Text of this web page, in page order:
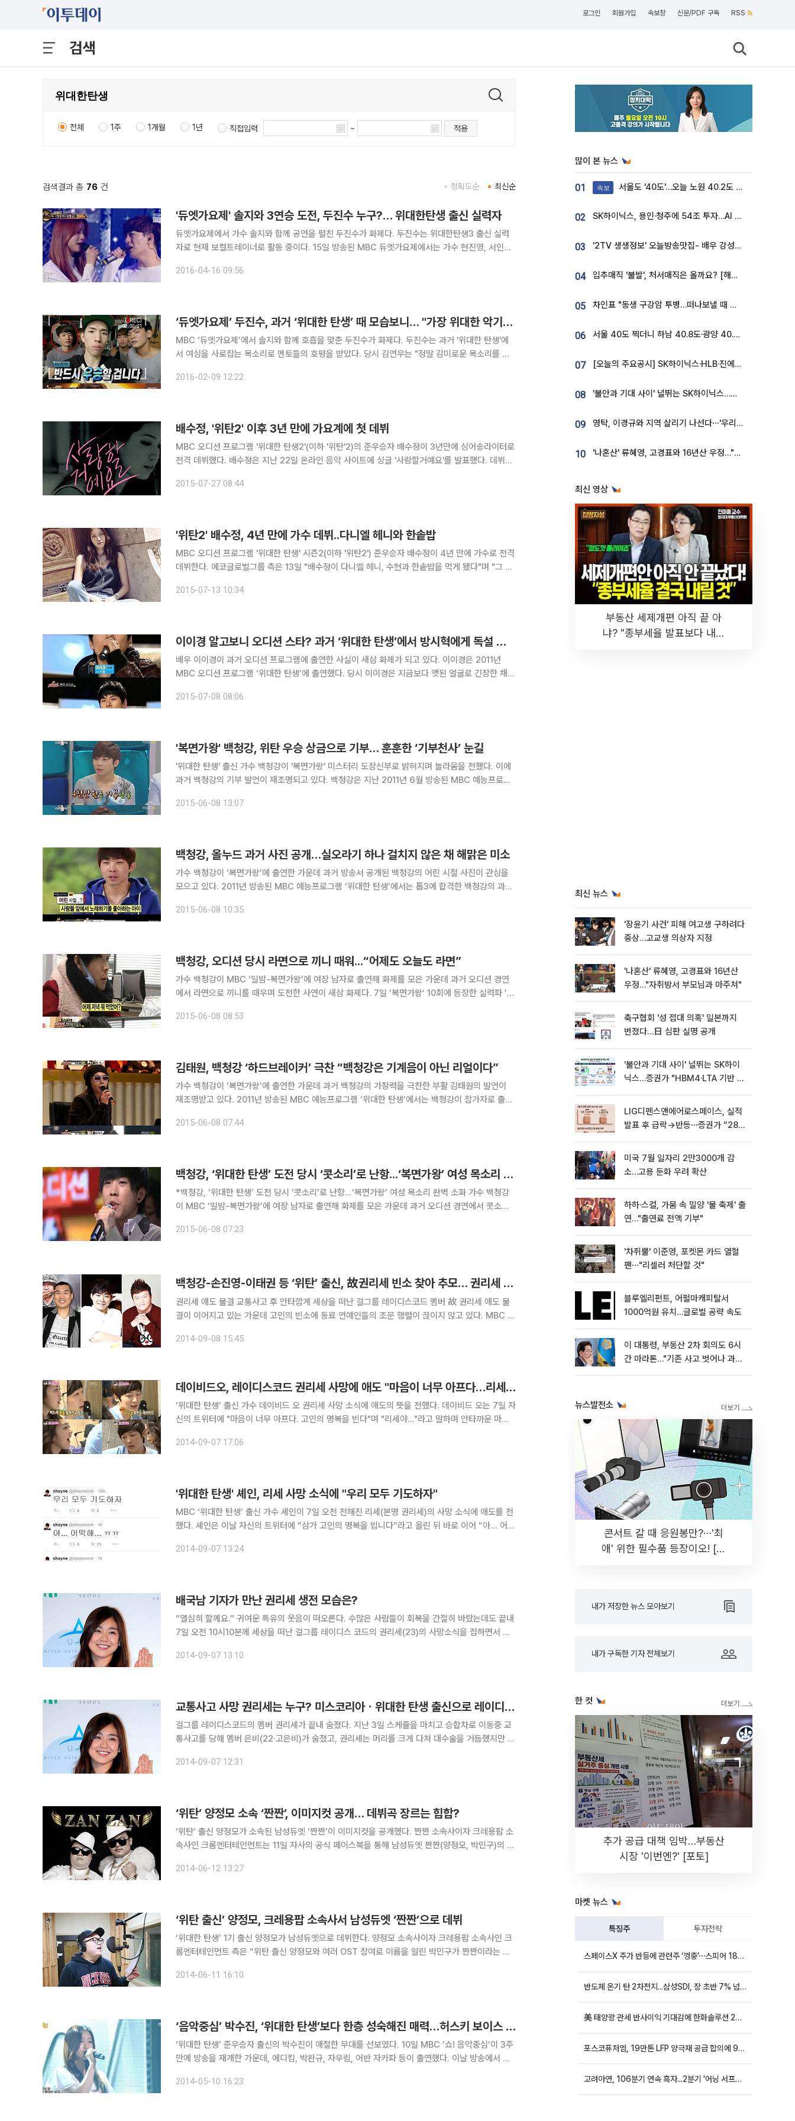
로그인 회원가입 속보창 신문/PDF 구독 RSS
검색
전체 1주 1개월 1년 직접입력 ~ 적용
검색결과 총 76 건 최신순
정확도순
'듀엣가요제' 솔지와 3연승 도전, 두진수 누구?… 위대한탄생 출신 실력자
듀엣가요제에서 가수 솔지와 함께 공연을 펼친 두진수가 화제다. 두진수는 위대한탄생3 출신 실력
자로 현재 보컬트레이너로 활동 중이다. 15일 방송된 MBC 듀엣가요제에서는 가수 현진영, 서인영,
도전한 솔지-두진수 팀은 엠씨더맥스의 '잠시만 안녕'을 선
2016-04-16 09:56
‘듀엣가요제’ 두진수, 과거 ‘위대한 탄생’ 때 모습보니… "가장 위대한 악기는"
MBC ‘듀엣가요제’에서 솔지와 함께 호흡을 맞춘 두진수가 화제다. 두진수는 과거 '위대한 탄생'에
서 여심을 사로잡는 목소리로 멘토들의 호평을 받았다. 당시 김연우는 "정말 감미로운 목소리를 가
장 위대한 악기는 목소리라는데 맞는 것 같다. '위대한 탄생
2016-02-09 12:22
배수정, '위탄2' 이후 3년 만에 가요계에 첫 데뷔
MBC 오디션 프로그램 '위대한 탄생2'(이하 '위탄'2)의 준우승자 배수정이 3년만에 싱어송라이터로
전격 데뷔했다. 배수정은 지난 22일 온라인 음악 사이트에 싱글 '사랑할거예요'를 발표했다. 데뷔곡
후회하는 한 여자의 이야기를 담아낸 R&B 발라드로
2015-07-27 08:44
'위탄2' 배수정, 4년 만에 가수 데뷔..다니엘 헤니와 한솥밥
MBC 오디션 프로그램 '위대한 탄생' 시즌2(이하 '위탄2') 준우승자 배수정이 4년 만에 가수로 전격
데뷔한다. 에코글로벌그룹 측은 13일 "배수정이 다니엘 헤니, 수현과 한솥밥을 먹게 됐다"며 "그 동
미모, 남다른 이력으로 공식 엄친딸로 불리며
2015-07-13 10:34
이이경 알고보니 오디션 스타? 과거 ‘위대한 탄생’에서 방시혁에게 독설 들어
배우 이이경이 과거 오디션 프로그램에 출연한 사실이 새삼 화제가 되고 있다. 이이경은 2011년
MBC 오디션 프로그램 ‘위대한 탄생’에 출연했다. 당시 이이경은 지금보다 앳된 얼굴로 긴장한 채
것으로 소화하지 못하고 그대로 따라 했다”고 독설을 했고,
2015-07-08 08:06
'복면가왕' 백청강, 위탄 우승 상금으로 기부… 훈훈한 ‘기부천사’ 눈길
'위대한 탄생' 출신 가수 백청강이 '복면가왕' 미스터리 도장신부로 밝혀지며 놀라움을 전했다. 이에
과거 백청강의 기부 발언이 재조명되고 있다. 백청강은 지난 2011년 6월 방송된 MBC 예능프로그
했다. 당시 백청강은 '위대한 탄생'에서 상금 3
2015-06-08 13:07
백청강, 올누드 과거 사진 공개…실오라기 하나 걸치지 않은 채 해맑은 미소
가수 백청강이 ‘복면가왕’에 출연한 가운데 과거 방송서 공개된 백청강의 어린 시절 사진이 관심을
모으고 있다. 2011년 방송된 MBC 예능프로그램 ‘위대한 탄생’에서는 톱3에 합격한 백청강의 과거
망하고 장난기가 많았다”고 설명했다. 사진 속 백청강은 아무
2015-06-08 10:35
백청강, 오디션 당시 라면으로 끼니 때워...“어제도 오늘도 라면”
가수 백청강이 MBC ‘일밤-복면가왕’에 여장 남자로 출연해 화제를 모은 가운데 과거 오디션 경연
에서 라면으로 끼니를 때우며 도전한 사연이 새삼 화제다. 7일 ’복면가왕‘ 10회에 등장한 실력파 ’여
2015-06-08 08:53
김태원, 백청강 ‘하드브레이커’ 극찬 “백청강은 기계음이 아닌 리얼이다”
가수 백청강이 ‘복면가왕’에 출연한 가운데 과거 백청강의 가창력을 극찬한 부활 김태원의 발언이
재조명받고 있다. 2011년 방송된 MBC 예능프로그램 ‘위대한 탄생’에서는 백청강이 참가자로 출연
다. 이날 백청강은 세련된 스타일로 변신해 편곡한 곡이 아닌 원곡
2015-06-08 07:44
백청강, ‘위대한 탄생’ 도전 당시 ‘콧소리’로 난항...‘복면가왕’ 여성 목소리 완벽 소화
*백청강, ‘위대한 탄생’ 도전 당시 ‘콧소리’로 난항...‘복면가왕’ 여성 목소리 완벽 소화 가수 백청강
이 MBC ‘일밤-복면가왕’에 여장 남자로 출연해 화제를 모은 가운데 과거 오디션 경연에서 콧소리
도장신부의 정체는 백청강으로 밝혀졌다. 백청강은
2015-06-08 07:23
백청강-손진영-이태권 등 ‘위탄’ 출신, 故권리세 빈소 찾아 추모… 권리세 애도 물결
권리세 애도 물결 교통사고 후 안타깝게 세상을 떠난 걸그룹 레이디스코드 멤버 故 권리세 애도 물
결이 이어지고 있는 가운데 고인의 빈소에 동료 연예인들의 조문 행렬이 끊이지 않고 있다. MBC 오
사망 소식을 접하고 한걸음에 빈소로 달려왔다. 이은미 외에도 백청
2014-09-08 15:45
데이비드오, 레이디스코드 권리세 사망에 애도 "마음이 너무 아프다…리세야..." 비통
‘위대한 탄생’ 출신 가수 데이비드 오 권리세 사망 소식에 애도의 뜻을 전했다. 데이비드 오는 7일 자
신의 트위터에 "마음이 너무 아프다. 고인의 명복을 빈다"며 "리세야…"라고 말하며 안타까운 마음
MBC 예능프로그램 '우리결혼했어요'에 가상부부로 출연해
2014-09-07 17:06
'위대한 탄생' 셰인, 리세 사망 소식에 "우리 모두 기도하자"
MBC ‘위대한 탄생’ 출신 가수 셰인이 7일 오전 전해진 리세(본명 권리세)의 사망 소식에 애도를 전
했다. 셰인은 이날 자신의 트위터에 “삼가 고인의 명복을 빕니다”라고 올린 뒤 바로 이어 “아... 어떡
다. 셰인은 2011년 고인이 된 권리세와 함께
2014-09-07 13:24
배국남 기자가 만난 권리세 생전 모습은?
“열심히 할께요.” 귀여운 특유의 웃음이 떠오른다. 수많은 사람들이 회복을 간절히 바랐는데도 끝내
7일 오전 10시10분께 세상을 떠난 걸그룹 레이디스 코드의 권리세(23)의 사망소식을 접하면서 떠
‘위대한 탄생’에 대한 TV비평과 이 프로그램에 대한 평
2014-09-07 13:10
교통사고 사망 권리세는 누구? 미스코리아ㆍ위대한 탄생 출신으로 레이디스코드 합류
걸그룹 레이디스코드의 멤버 권리세가 끝내 숨졌다. 지난 3일 스케쥴을 마치고 승합차로 이동중 교
통사고를 당해 멤버 은비(22·고은비)가 숨졌고, 권리세는 머리를 크게 다쳐 대수술을 거듭했지만 의
코리아 선발대회에서 해외동포상을 수상했다. 이어 이듬해 MBC
2014-09-07 12:31
‘위탄’ 양정모 소속 ‘짠짠’, 이미지컷 공개… 데뷔곡 장르는 힙합?
‘위탄’ 출신 양정모가 소속된 남성듀엣 ‘짠짠’이 이미지컷을 공개했다. 짠짠 소속사이자 크레용팝 소
속사인 크롬엔터테인먼트는 11일 자사의 공식 페이스북을 통해 남성듀엣 짠짠(양정모, 박민구)의 이
라스 등으로 치장해 강렬한 갱스터 힙합 스타일을 보여주고 있다
2014-06-12 13:27
‘위탄 출신’ 양정모, 크레용팝 소속사서 남성듀엣 ‘짠짠’으로 데뷔
‘위대한 탄생’ 1기 출신 양정모가 남성듀엣으로 데뷔한다. 양정모 소속사이자 크레용팝 소속사인 크
롬엔터테인먼트 측은 “위탄 출신 양정모와 여러 OST 참여로 이름을 알린 박민구가 짠짠이라는 팀
2014-06-11 16:10
‘음악중심’ 박수진, ‘위대한 탄생’보다 한층 성숙해진 매력…허스키 보이스 선보여
‘위대한 탄생’ 준우승자 출신의 박수진이 애절한 무대를 선보였다. 10일 MBC ‘쇼! 음악중심’이 3주
만에 방송을 재개한 가운데, 에디킴, 박완규, 자우림, 어반 자카파 등이 출연했다. 이날 방송에서 박
한 탄생 3’ 준우승을 거머쥔 박수진은 한
2014-05-10 16:23
많이 본 뉴스
01 속보 서울도 '40도'…오늘 노원 40.2도 기록
02 SK하이닉스, 용인·청주에 54조 투자…AI 메모리 생산기지 키운다
03 '2TV 생생정보' 오늘방송맛집- 배우 강성진 단골! 쌀국수ㆍ푸팟퐁 커리 맛집 '블○○○'
04 입추매직 '불발', 처서매직은 올까요? [해시태그]
05 차인표 "동생 구강암 투병…떠나보낼 때 가장 힘들었다”
06 서울 40도 찍더니 하남 40.8도·광양 40.2도…전국 '펄펄'
07 [오늘의 주요공시] SK하이닉스·HLB·진에어·포스코홀딩스·네이버·대우건설 등
08 '불안과 기대 사이' 널뛰는 SK하이닉스…증권가 "HBM4·LTA 기반 펀터멘털 견고"
09 영탁, 이경규와 지역 살리기 나선다⋯'우리동네 전성시대' 8일 첫방
10 '나혼산' 류혜영, 고경표와 16년산 우정…"자취방서 부모님과 마주쳐"
최신 영상
부동산 세제개편 아직 끝 아
냐? "종부세율 발표보다 내릴
최신 뉴스
'장윤기 사건' 피해 여고생 구하려다
중상…고교생 의상자 지정
'나혼산' 류혜영, 고경표와 16년산
우정…"자취방서 부모님과 마주쳐"
축구협회 '성 접대 의혹' 일본까지
번졌다…日 심판 실명 공개
'불안과 기대 사이' 널뛰는 SK하이
닉스…증권가 "HBM4·LTA 기반 펀
LIG디펜스앤에어로스페이스, 실적
발표 후 급락→반등⋯증권가 “28년
미국 7월 일자리 2만3000개 감
소…고용 둔화 우려 확산
하하·스컬, 가뭄 속 밀양 '물 축제' 출
연…"출연료 전액 기부"
'차쥐뿔' 이준영, 포켓몬 카드 열혈
팬⋯"리셀러 처단할 것"
블루엘리펀트, 어펄마캐피탈서
1000억원 유치…글로벌 공략 속도
이 대통령, 부동산 2차 회의도 6시
간 마라톤…"기존 사고 벗어나 과감
뉴스발전소
콘서트 갈 때 응원봉만?⋯'최
애' 위한 필수품 등장이오! [솔
내가 저장한 뉴스 모아보기
내가 구독한 기자 전체보기
한 컷
추가 공급 대책 임박…부동산
시장 '이번엔?' [포토]
마켓 뉴스
특징주 투자전략
스페이스X 주가 반등에 관련주 ‘껑충’⋯스피어 18%ㆍ에이치브이엠 12%↑
반도체 온기 탄 2차전지...삼성SDI, 장 초반 7% 넘게 껑충
美 태양광 관세 반사이익 기대감에 한화솔루션 20%대·OCI홀딩스 14%대 급등
포스코퓨처엠, 19만톤 LFP 양극재 공급 합의에 9%대 강세
고려아연, 106분기 연속 흑자...2분기 '어닝 서프라이즈'에 장 초반 12%대 강세